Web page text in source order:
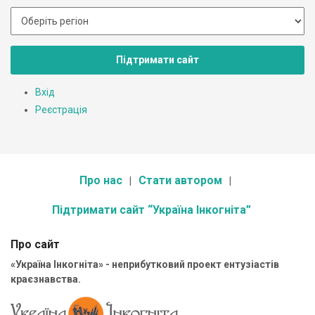
Підтримати сайт
Вхід
Реєстрація
Про нас Стати автором
Підтримати сайт “Україна Інкогніта”
Про сайт
«Україна Інкогніта» - неприбутковий проект ентузіастів
краєзнавства.